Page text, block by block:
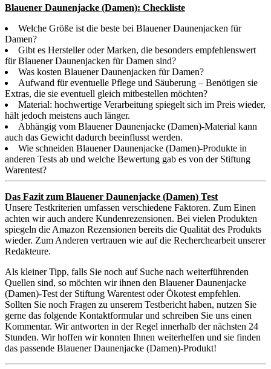
Blauener Daunenjacke (Damen): Checkliste
Welche Größe ist die beste bei Blauener Daunenjacken für
Damen?
Gibt es Hersteller oder Marken, die besonders empfehlenswert
für Blauener Daunenjacken für Damen sind?
Was kosten Blauener Daunenjacken für Damen?
Aufwand für eventuelle Pflege und Säuberung – Benötigen sie
Extras, die sie eventuell gleich mitbestellen möchten?
Material: hochwertige Verarbeitung spiegelt sich im Preis wieder,
hält jedoch meistens auch länger.
Abhängig vom Blauener Daunenjacke (Damen)-Material kann
auch das Gewicht dadurch beeinflusst werden.
Wie schneiden Blauener Daunenjacke (Damen)-Produkte in
anderen Tests ab und welche Bewertung gab es von der Stiftung
Warentest?
Das Fazit zum Blauener Daunenjacke (Damen) Test
Unsere Testkriterien umfassen verschiedene Faktoren. Zum Einen
achten wir auch andere Kundenrezensionen. Bei vielen Produkten
spiegeln die Amazon Rezensionen bereits die Qualität des Produkts
wieder. Zum Anderen vertrauen wie auf die Recherchearbeit unserer
Redakteure.
Als kleiner Tipp, falls Sie noch auf Suche nach weiterführenden
Quellen sind, so möchten wir ihnen den Blauener Daunenjacke
(Damen)-Test der Stiftung Warentest oder Ökotest empfehlen.
Sollten Sie noch Fragen zu unserem Testbericht haben, nutzen Sie
gerne das folgende Kontaktformular und schreiben Sie uns einen
Kommentar. Wir antworten in der Regel innerhalb der nächsten 24
Stunden. Wir hoffen wir konnten Ihnen weiterhelfen und sie finden
das passende Blauener Daunenjacke (Damen)-Produkt!